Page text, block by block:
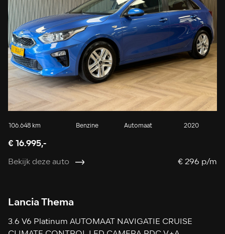
106.648 km Benzine Automaat 2020
€ 16.995,-
Bekijk deze auto € 296 p/m
Lancia Thema
3.6 V6 Platinum AUTOMAAT NAVIGATIE CRUISE